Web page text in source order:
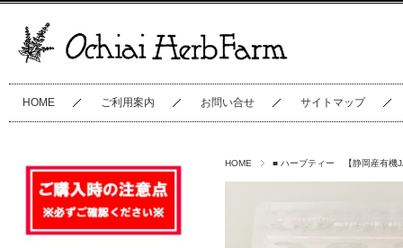
HOME ご利用案内 お問い合せ サイトマップ
HOME ■ ハーブティー 【静岡産有機